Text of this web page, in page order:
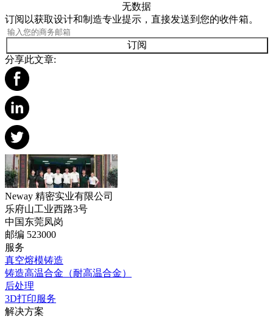
无数据
订阅以获取设计和制造专业提示，直接发送到您的收件箱。
订阅
分享此文章:
Neway 精密实业有限公司
乐府山工业西路3号
中国东莞凤岗
邮编 523000
服务
真空熔模铸造
铸造高温合金（耐高温合金）
后处理
3D打印服务
解决方案